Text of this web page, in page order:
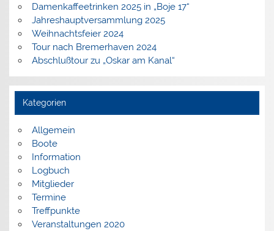
Damenkaffeetrinken 2025 in „Boje 17“
Jahreshauptversammlung 2025
Weihnachtsfeier 2024
Tour nach Bremerhaven 2024
Abschlußtour zu „Oskar am Kanal“
Kategorien
Allgemein
Boote
Information
Logbuch
Mitglieder
Termine
Treffpunkte
Veranstaltungen 2020